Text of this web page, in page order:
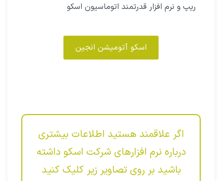
ریپ و نرم افزار قدرتمند اتوماسیون اسکو
اسکو آتومیشن انجین
اگر علاقمند هستید اطلاعات بیشتری
درباره نرم افزارهای شرکت اسکو داشته
باشید بر روی تصاویر زیر کلیک کنید